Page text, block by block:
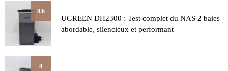
8.6
UGREEN DH2300 : Test complet du NAS 2 baies
abordable, silencieux et performant
8